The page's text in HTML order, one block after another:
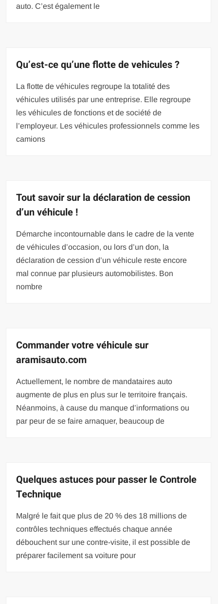
auto. C’est également le
Qu’est-ce qu’une flotte de vehicules ?
La flotte de véhicules regroupe la totalité des
véhicules utilisés par une entreprise. Elle regroupe
les véhicules de fonctions et de société de
l’employeur. Les véhicules professionnels comme les
camions
Tout savoir sur la déclaration de cession
d’un véhicule !
Démarche incontournable dans le cadre de la vente
de véhicules d’occasion, ou lors d’un don, la
déclaration de cession d’un véhicule reste encore
mal connue par plusieurs automobilistes. Bon
nombre
Commander votre véhicule sur
aramisauto.com
Actuellement, le nombre de mandataires auto
augmente de plus en plus sur le territoire français.
Néanmoins, à cause du manque d’informations ou
par peur de se faire arnaquer, beaucoup de
Quelques astuces pour passer le Controle
Technique
Malgré le fait que plus de 20 % des 18 millions de
contrôles techniques effectués chaque année
débouchent sur une contre-visite, il est possible de
préparer facilement sa voiture pour